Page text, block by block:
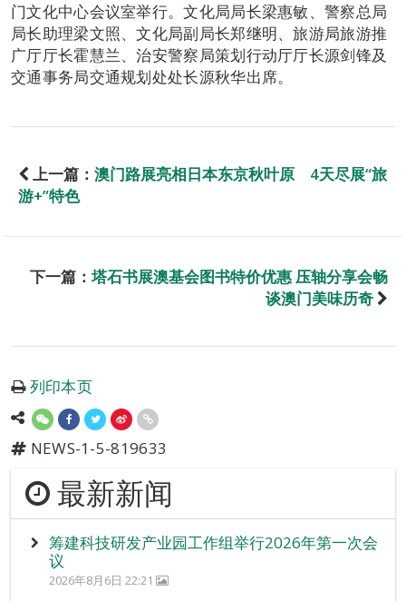
门文化中心会议室举行。文化局局长梁惠敏、警察总局
局长助理梁文照、文化局副局长郑继明、旅游局旅游推
广厅厅长霍慧兰、治安警察局策划行动厅厅长源剑锋及
交通事务局交通规划处处长源秋华出席。
上一篇： 澳门路展亮相日本东京秋叶原 4天尽展“旅
游+”特色
下一篇： 塔石书展澳基会图书特价优惠 压轴分享会畅
谈澳门美味历奇
列印本页
NEWS-1-5-819633
最新新闻
筹建科技研发产业园工作组举行2026年第一次会
议
2026年8月6日 22:21